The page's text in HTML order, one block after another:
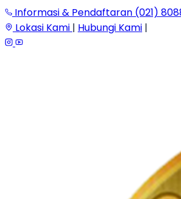
Informasi & Pendaftaran (021)
Lokasi Kami | Hubungi Kami |